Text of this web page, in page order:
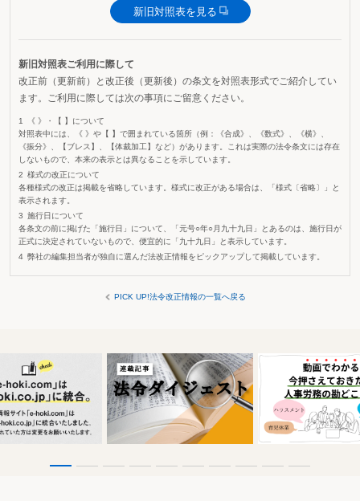
新旧対照表を見る
新旧対照表ご利用に際して
改正前（更新前）と改正後（更新後）の条文を対照表形式でご紹介してい
ます。ご利用に際しては次の事項にご留意ください。
《 》・【 】について
対照表中には、《 》や【 】で囲まれている箇所（例：《合成》、《数式》、《横》、
《振分》、【ブレス】、【体裁加工】など）があります。これは実際の法令条文には存在
しないもので、本来の表示とは異なることを示しています。
様式の改正について
各種様式の改正は掲載を省略しています。様式に改正がある場合は、「様式〔省略〕」と
表示されます。
施行日について
各条文の前に掲げた「施行日」について、「元号○年○月九十九日」とあるのは、施行日が
正式に決定されていないもので、便宜的に「九十九日」と表示しています。
弊社の編集担当者が独自に選んだ法改正情報をピックアップして掲載しています。
PICK UP!法令改正情報の一覧へ戻る